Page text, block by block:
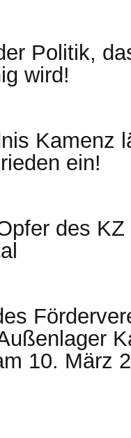
Politik,
wird!
Kamenz
ein!
des
10. März